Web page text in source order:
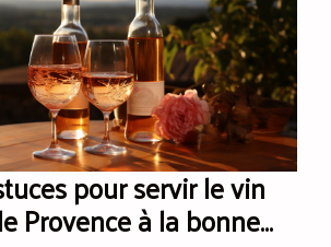
pour servir le vin
Provence à la bonne